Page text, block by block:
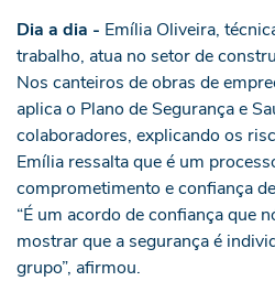
Dia a dia - Emília Oliveira,
trabalho, atua no setor de
Nos canteiros de obras de
aplica o Plano de Segurança e
colaboradores, explicando os
Emília ressalta que é um
comprometimento e confiança
“É um acordo de confiança que
mostrar que a segurança é
grupo”, afirmou.